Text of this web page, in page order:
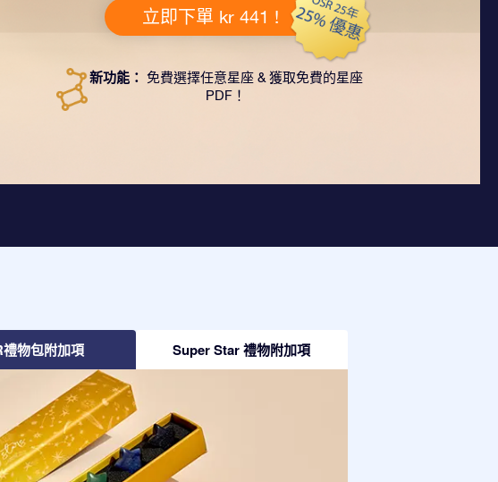
立即下單 kr 441 !
新功能： 免費選擇任意星座 & 獲取免費的星座
PDF！
物包附加項 Super Star 禮物附加項